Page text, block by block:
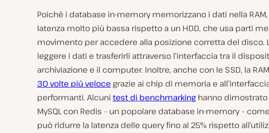
Poiché i database in-memory memorizzano i dati nella
latenza molto più bassa rispetto a un HDD, che usa parti
movimento per accedere alla posizione corretta del disco.
leggere i dati e trasferirli attraverso l’interfaccia tra il
archiviazione e il computer. Inoltre, anche con le SSD, la
30 volte più veloce grazie ai chip di memoria e
performanti. Alcuni test di benchmarking hanno dimostrato
MySQL con Redis – un popolare database in-memory –
può ridurre la latenza delle query fino al 25% rispetto